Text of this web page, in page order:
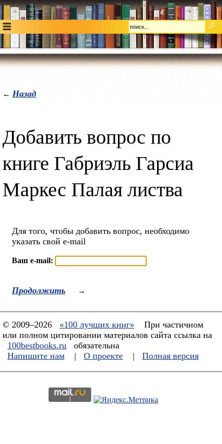
← Назад
Добавить вопрос по
книге Габриэль Гарсиа
Маркес Палая листва
Для того, чтобы добавить вопрос, необходимо
указать свой e-mail
Ваш e-mail:
Продолжить →
© 2009–2026 «100 лучших книг»
При частичном
или полном цитировании материалов сайта ссылка на
100bestbooks.ru
обязательна
Напишите нам
| О проекте | Полная версия